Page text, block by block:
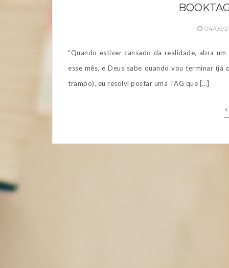
04/05/
“Quando estiver cansado da realidade, abra
esse mês, e Deus sabe quando vou terminar
trampo), eu resolvi postar uma TAG que […]